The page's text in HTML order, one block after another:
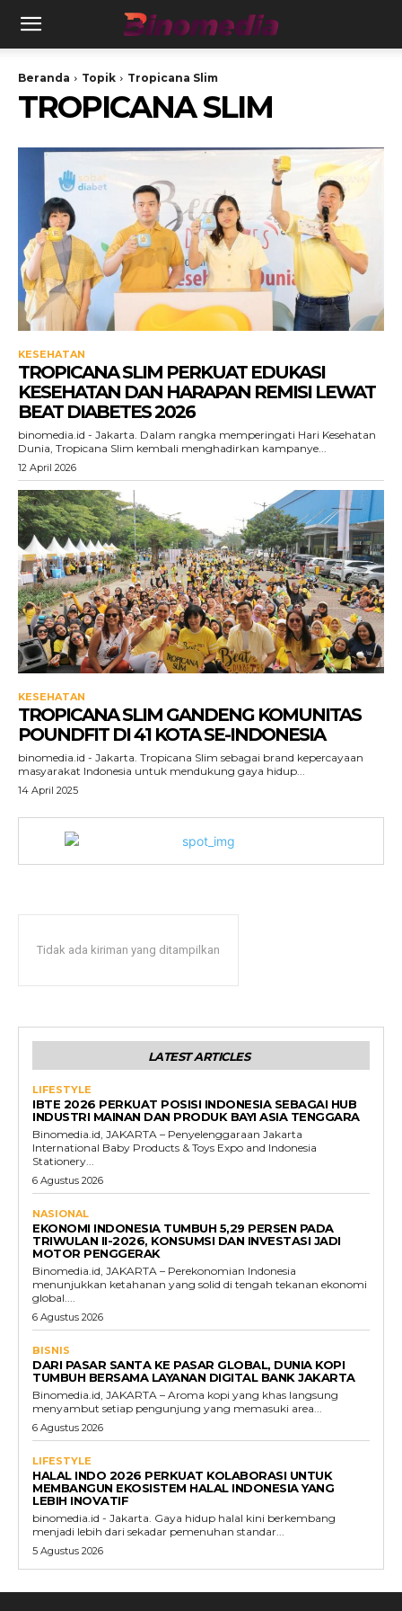
Beranda Topik Tropicana Slim
TROPICANA SLIM
KESEHATAN
TROPICANA SLIM PERKUAT EDUKASI
KESEHATAN DAN HARAPAN REMISI LEWAT
BEAT DIABETES 2026
binomedia.id - Jakarta. Dalam rangka memperingati Hari Kesehatan
Dunia, Tropicana Slim kembali menghadirkan kampanye...
12 April 2026
KESEHATAN
TROPICANA SLIM GANDENG KOMUNITAS
POUNDFIT DI 41 KOTA SE-INDONESIA
binomedia.id - Jakarta. Tropicana Slim sebagai brand kepercayaan
masyarakat Indonesia untuk mendukung gaya hidup...
14 April 2025
Tidak ada kiriman yang ditampilkan
LATEST ARTICLES
LIFESTYLE
IBTE 2026 PERKUAT POSISI INDONESIA SEBAGAI HUB
INDUSTRI MAINAN DAN PRODUK BAYI ASIA TENGGARA
Binomedia.id, JAKARTA – Penyelenggaraan Jakarta
International Baby Products & Toys Expo and Indonesia
Stationery...
6 Agustus 2026
NASIONAL
EKONOMI INDONESIA TUMBUH 5,29 PERSEN PADA
TRIWULAN II-2026, KONSUMSI DAN INVESTASI JADI
MOTOR PENGGERAK
Binomedia.id, JAKARTA – Perekonomian Indonesia
menunjukkan ketahanan yang solid di tengah tekanan ekonomi
global....
6 Agustus 2026
BISNIS
DARI PASAR SANTA KE PASAR GLOBAL, DUNIA KOPI
TUMBUH BERSAMA LAYANAN DIGITAL BANK JAKARTA
Binomedia.id, JAKARTA – Aroma kopi yang khas langsung
menyambut setiap pengunjung yang memasuki area...
6 Agustus 2026
LIFESTYLE
HALAL INDO 2026 PERKUAT KOLABORASI UNTUK
MEMBANGUN EKOSISTEM HALAL INDONESIA YANG
LEBIH INOVATIF
binomedia.id - Jakarta. Gaya hidup halal kini berkembang
menjadi lebih dari sekadar pemenuhan standar...
5 Agustus 2026